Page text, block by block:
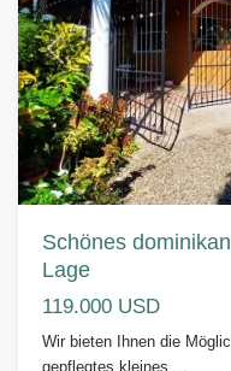
Vorherige
Schönes
Lage
119.000 USD
Wir bieten Ihnen die
gepflegtes kleines ...